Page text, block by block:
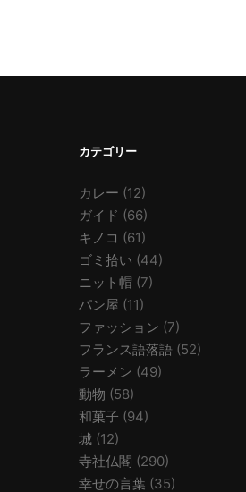
カテゴリー
カレー (12)
ガイド (66)
キノコ (61)
ゴミ拾い (44)
ニット帽 (7)
パン屋 (11)
ファッション (7)
フランス語落語 (52)
ラーメン (49)
動物 (58)
和菓子 (94)
城 (12)
寺社仏閣 (290)
幸せの言葉 (35)